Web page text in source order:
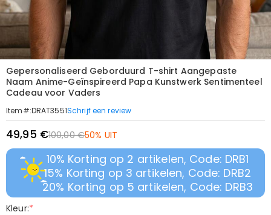
Gepersonaliseerd Geborduurd T-shirt Aangepaste
Naam Anime-Geïnspireerd Papa Kunstwerk Sentimenteel
Cadeau voor Vaders
Item#:DRAT3551Schrijf een review
49,95 €100,00 €50% UIT
10% Korting op 2 artikelen, Code: DRB1
15% Korting op 3 artikelen, Code: DRB2
20% Korting op 5 artikelen, Code: DRB3
Kleur:*